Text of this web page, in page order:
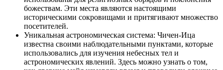
божествам. Эти места являются настоящими
историческими сокровищами и притягивают множество
посетителей.
Уникальная астрономическая система: Чичен-Ица
известна своими наблюдательными пунктами, которые
использовались для изучения небесных тел и
астрономических явлений. Здесь можно узнать о том,